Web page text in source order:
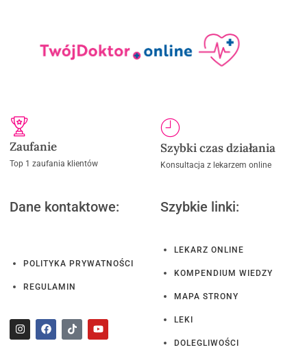
Zaufanie
Top 1 zaufania klientów
Szybki czas działania
Konsultacja z lekarzem online
Dane kontaktowe:
POLITYKA PRYWATNOŚCI
REGULAMIN
Szybkie linki:
LEKARZ ONLINE
KOMPENDIUM WIEDZY
MAPA STRONY
LEKI
DOLEGLIWOŚCI